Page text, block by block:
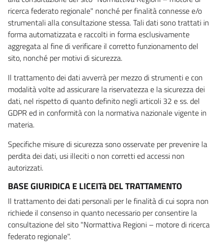
ricerca federato regionale" nonché per finalità connesse e/o
strumentali alla consultazione stessa. Tali dati sono trattati in
forma automatizzata e raccolti in forma esclusivamente
aggregata al fine di verificare il corretto funzionamento del
sito, nonché per motivi di sicurezza.
Il trattamento dei dati avverrà per mezzo di strumenti e con
modalità volte ad assicurare la riservatezza e la sicurezza dei
dati, nel rispetto di quanto definito negli articoli 32 e ss. del
GDPR ed in conformità con la normativa nazionale vigente in
materia.
Specifiche misure di sicurezza sono osservate per prevenire la
perdita dei dati, usi illeciti o non corretti ed accessi non
autorizzati.
BASE GIURIDICA E LICEITà DEL TRATTAMENTO
Il trattamento dei dati personali per le finalità di cui sopra non
richiede il consenso in quanto necessario per consentire la
consultazione del sito "Normattiva Regioni – motore di ricerca
federato regionale".